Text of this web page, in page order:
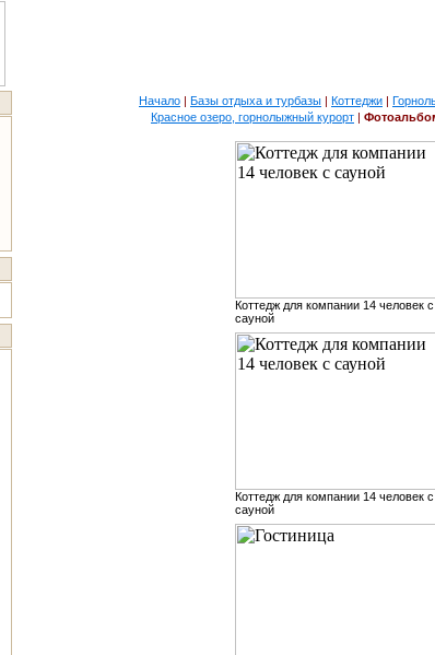
Начало | Базы отдыха и турбазы | Коттеджи |
Красное озеро, горнолыжный курорт |
Коттедж для компании 14 человек с
сауной
Коттедж для компании 14 человек с
сауной